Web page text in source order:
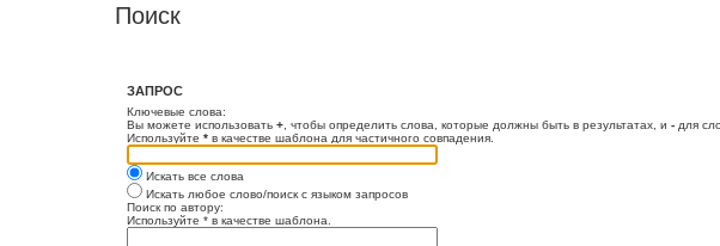
Поиск
ЗАПРОС
Ключевые слова:
Вы можете использовать + , чтобы определить слова, которые должны быть в результатах, и - для
Используйте * в качестве шаблона для частичного совпадения.
Искать все слова
Искать любое слово/поиск с языком запросов
Поиск по автору:
Используйте * в качестве шаблона.